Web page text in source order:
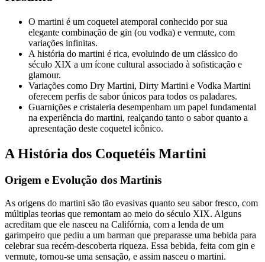
O martini é um coquetel atemporal conhecido por sua
elegante combinação de gin (ou vodka) e vermute, com
variações infinitas.
A história do martini é rica, evoluindo de um clássico do
século XIX a um ícone cultural associado à sofisticação e
glamour.
Variações como Dry Martini, Dirty Martini e Vodka Martini
oferecem perfis de sabor únicos para todos os paladares.
Guarnições e cristaleria desempenham um papel fundamental
na experiência do martini, realçando tanto o sabor quanto a
apresentação deste coquetel icônico.
A História dos Coquetéis Martini
Origem e Evolução dos Martinis
As origens do martini são tão evasivas quanto seu sabor fresco, com
múltiplas teorias que remontam ao meio do século XIX. Alguns
acreditam que ele nasceu na Califórnia, com a lenda de um
garimpeiro que pediu a um barman que preparasse uma bebida para
celebrar sua recém-descoberta riqueza. Essa bebida, feita com gin e
vermute, tornou-se uma sensação, e assim nasceu o martini.